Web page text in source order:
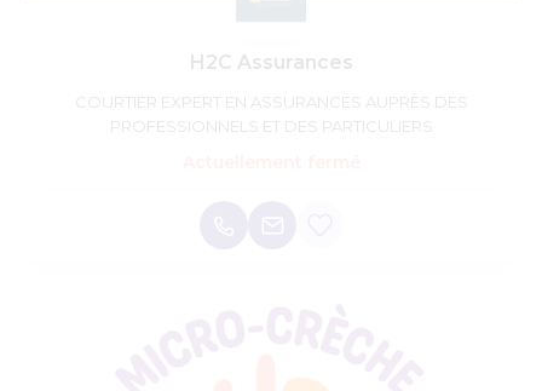
H2C Assurances
COURTIER EXPERT EN ASSURANCES AUPRÈS DES
PROFESSIONNELS ET DES PARTICULIERS